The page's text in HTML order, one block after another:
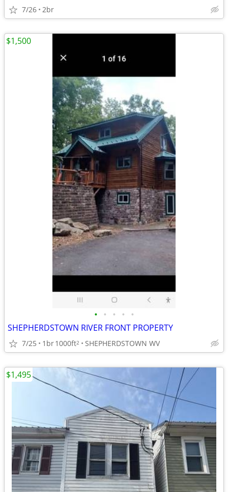
7/26 2br
• • • • •
SHEPHERDSTOWN RIVER FRONT PROPERTY
7/25 1br1000ft2 SHEPHERDSTOWN WV
$1,500
$1,495